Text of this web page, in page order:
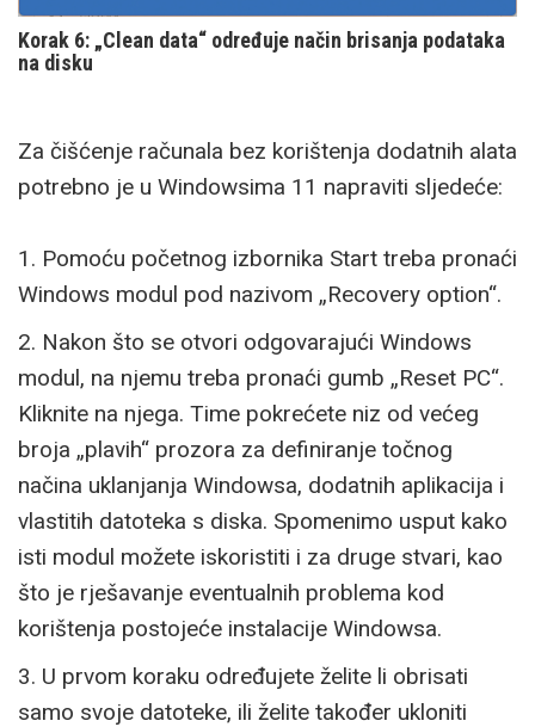
Korak 6: „Clean data“ određuje način brisanja podataka
na disku
Za čišćenje računala bez korištenja dodatnih alata
potrebno je u Windowsima 11 napraviti sljedeće:
1. Pomoću početnog izbornika Start treba pronaći
Windows modul pod nazivom „Recovery option“.
2. Nakon što se otvori odgovarajući Windows
modul, na njemu treba pronaći gumb „Reset PC“.
Kliknite na njega. Time pokrećete niz od većeg
broja „plavih“ prozora za definiranje točnog
načina uklanjanja Windowsa, dodatnih aplikacija i
vlastitih datoteka s diska. Spomenimo usput kako
isti modul možete iskoristiti i za druge stvari, kao
što je rješavanje eventualnih problema kod
korištenja postojeće instalacije Windowsa.
3. U prvom koraku određujete želite li obrisati
samo svoje datoteke, ili želite također ukloniti